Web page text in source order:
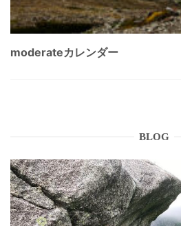
moderateカレンダー
BLOG